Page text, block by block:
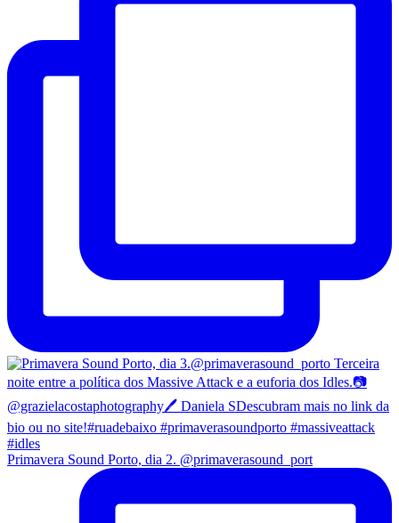
Primavera Sound Porto, dia 2. @primaverasound_port